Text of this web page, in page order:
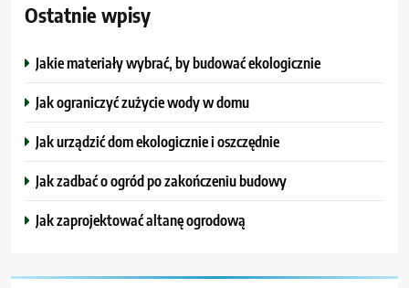
Ostatnie wpisy
Jakie materiały wybrać, by budować ekologicznie
Jak ograniczyć zużycie wody w domu
Jak urządzić dom ekologicznie i oszczędnie
Jak zadbać o ogród po zakończeniu budowy
Jak zaprojektować altanę ogrodową